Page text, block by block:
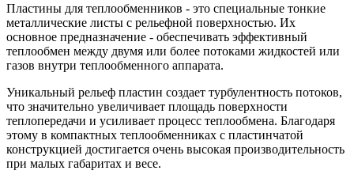
Пластины для теплообменников - это специальные тонкие
металлические листы с рельефной поверхностью. Их
основное предназначение - обеспечивать эффективный
теплообмен между двумя или более потоками жидкостей или
газов внутри теплообменного аппарата.
Уникальный рельеф пластин создает турбулентность потоков,
что значительно увеличивает площадь поверхности
теплопередачи и усиливает процесс теплообмена. Благодаря
этому в компактных теплообменниках с пластинчатой
конструкцией достигается очень высокая производительность
при малых габаритах и весе.